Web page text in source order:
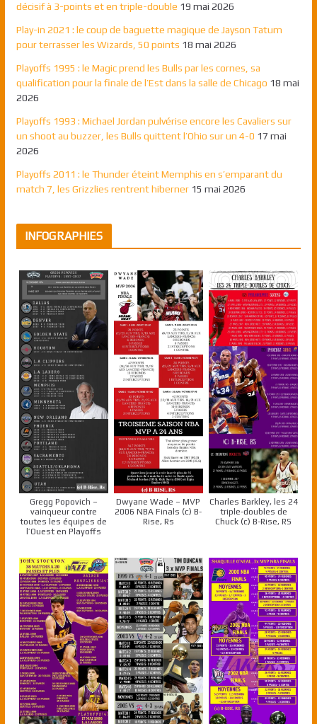
décisif à 3-points et en triple-double 19 mai 2026
Play-in 2021 : le coup de baguette magique de Jayson Tatum
pour terrasser les Wizards, 50 points 18 mai 2026
Playoffs 1995 : le Magic prend les Bulls par les cornes, sa
qualification pour la finale de l’Est dans la salle de Chicago 18 mai
2026
Playoffs 1993 : Michael Jordan pulvérise encore les Cavaliers sur
un shoot au buzzer, les Bulls quittent l’Ohio sur un 4-0 17 mai
2026
Playoffs 2011 : le Thunder éteint Memphis en s’emparant du
match 7, les Grizzlies rentrent hiberner 15 mai 2026
INFOGRAPHIES
Gregg Popovich –
vainqueur contre
toutes les équipes de
l’Ouest en Playoffs
Dwyane Wade – MVP
2006 NBA Finals (c) B-
Rise, Rs
Charles Barkley, les 24
triple-doubles de
Chuck (c) B-Rise, RS